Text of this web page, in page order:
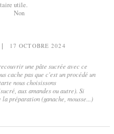
utile.
Non
17 OCTOBRE 2024
une pâte sucrée avec ce
cache pas que c'est un procédé un
nous choisissons
aux amandes ou autre). Si
préparation (ganache, mousse...)